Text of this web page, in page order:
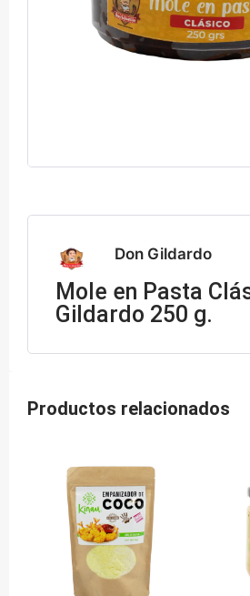
Don Gildardo
Mole en Pasta
Gildardo 250 g.
Productos relacionados